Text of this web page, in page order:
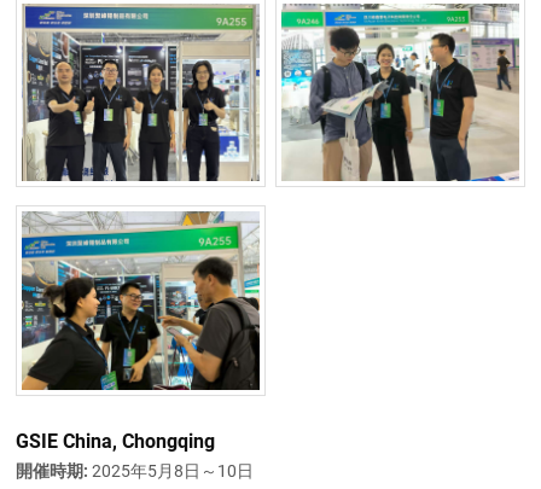
GSIE China, Chongqing
開催時期:2025年5月8日～10日